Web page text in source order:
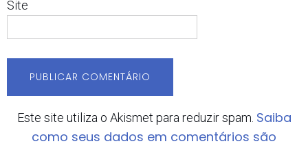
Site
Este site utiliza o Akismet para reduzir spam. Saiba
como seus dados em comentários são